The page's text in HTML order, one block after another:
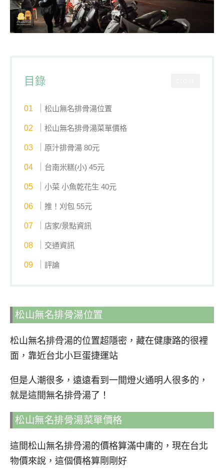
目錄
松山無名排骨湯位置
松山無名排骨湯菜單價格
原汁排骨湯 80元
台南米糕(小) 45元
小菜 小魚乾花生 40元
推！刈包 55元
店家/景點資訊
交通資訊
評論
松山無名排骨湯位置
松山無名排骨湯的位置超隱密，藏在健康路的很裡
面，靠近台北小巨蛋捷運站
但是人潮很多，遠遠看到一間燈火通明人很多的，
就是這間無名排骨湯了！
松山無名排骨湯菜單價格
這間松山無名排骨湯的價格算滿中庸的，現在台北
物價來說，這個價格算剛剛好